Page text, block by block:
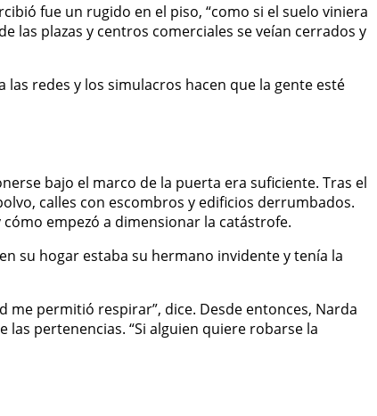
fue un rugido en el piso, “como si el suelo viniera
las plazas y centros comerciales se veían cerrados y
redes y los simulacros hacen que la gente esté
bajo el marco de la puerta era suficiente. Tras el
calles con escombros y edificios derrumbados.
empezó a dimensionar la catástrofe.
su hogar estaba su hermano invidente y tenía la
me permitió respirar”, dice. Desde entonces, Narda
pertenencias. “Si alguien quiere robarse la